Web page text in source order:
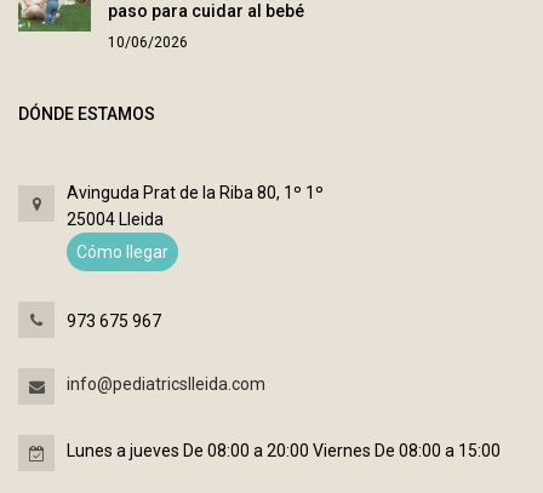
paso para cuidar al bebé
10/06/2026
DÓNDE ESTAMOS
Avinguda Prat de la Riba 80, 1º 1º
25004 Lleida
Cómo llegar
973 675 967
info@pediatricslleida.com
Lunes a jueves De 08:00 a 20:00 Viernes De 08:00 a 15:00